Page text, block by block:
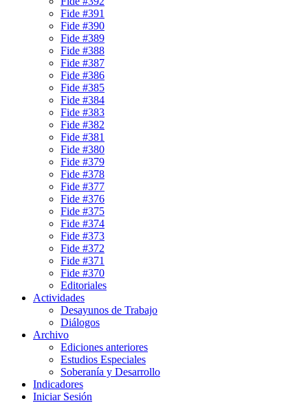
Fide #391
Fide #390
Fide #389
Fide #388
Fide #387
Fide #386
Fide #385
Fide #384
Fide #383
Fide #382
Fide #381
Fide #380
Fide #379
Fide #378
Fide #377
Fide #376
Fide #375
Fide #374
Fide #373
Fide #372
Fide #371
Fide #370
Editoriales
Actividades
Desayunos de Trabajo
Diálogos
Archivo
Ediciones anteriores
Estudios Especiales
Soberanía y Desarrollo
Indicadores
Iniciar Sesión